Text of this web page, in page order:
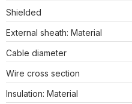
Shielded
External sheath: Material
Cable diameter
Wire cross section
Insulation: Material